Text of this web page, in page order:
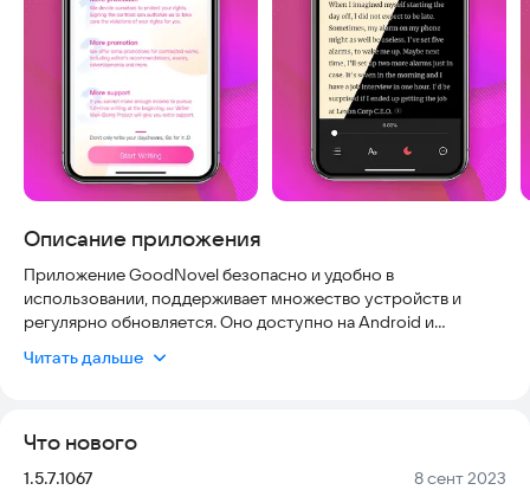
Описание приложения
Приложение GoodNovel безопасно и удобно в
использовании, поддерживает множество устройств и
регулярно обновляется. Оно доступно на Android и
найти книги по интересующим жанрам — романтика,
помочь выбрать что-то по вкусу. Интерфейс простой и
Читать дальше
Что нового
Версия:
1.5.7.1067 Дата:
8 сент 2023